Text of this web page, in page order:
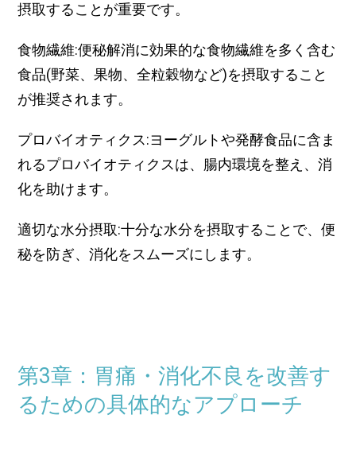
摂取することが重要です。
食物繊維:便秘解消に効果的な食物繊維を多く含む
食品(野菜、果物、全粒穀物など)を摂取すること
が推奨されます。
プロバイオティクス:ヨーグルトや発酵食品に含ま
れるプロバイオティクスは、腸内環境を整え、消
化を助けます。
適切な水分摂取:十分な水分を摂取することで、便
秘を防ぎ、消化をスムーズにします。
第3章：胃痛・消化不良を改善す
るための具体的なアプローチ